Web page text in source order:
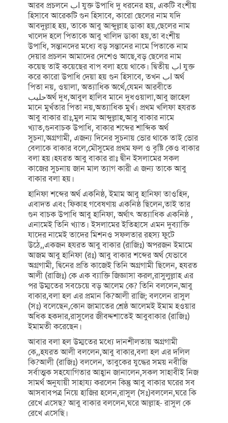
আরব প্রচলনে اب যুক্ত উপাধি দু ধরনের হয়, একটি বংশীয়
হিসাবে আরেকটি গুন হিসাবে, কারো ছেলের নাম যদি
আবদুল্লাহ হয়, তাকে আবু আব্দুল্লাহ ডাকা হয়,ছেলের নাম
খালেদ হলে পিতাকে আবু খালিদ ডাকা হয়,তা বংশীয়
উপাধি, সন্তানদের মধ্যে বড় সন্তানের নামে পিতাকে নাম
দেয়ার প্রচলন আমাদের দেশেও আছে,বড় ছেলের নাম
কয়েছ তাই কয়েছের বাপ বলা হয়ে থাকে। দ্বিতীয় اب যুক্ত
করে কারো উপাধি দেয়া হয় গুন হিসাবে, তখন اب অর্থ
পিতা নয়, ওয়ালা, অত্যাধিক অর্থে,যেমন আরবীতে
حليبঅর্থ দুধ,আবুল হালিব মানে দুধওয়ালা,আবু জাহেল
মানে মুর্খতার পিতা নয়,অত্যাধিক মুর্খ। প্রথম খলিফা হযরত
আবু বাকার রাঃ,মুল নাম আব্দুল্লাহ,আবু বাকার নামে
খ্যাত,গুনবাচক উপাধি, বাকার শব্দের শাব্দিক অর্থ
সুচনা,অগ্রগামী, এজন্য দিনের সুচনায় ভোর থাকে তাই ভোর
বেলাকে বাকার বলে,মৌসুমের প্রথম ফল ও বৃষ্টি কেও বাকার
বলা হয়।হযরত আবু বাকার রাঃ দ্বীন ইসলামের সকল
কাজের সুচনায় জান মাল ত্যাগ কারী এ জন্য তাকে আবু
বাকার বলা হয়।
হানিফা শব্দের অর্থ একনিষ্ঠ, ইমাম আবু হানিফা তাওহিদ,
এবাদত এবং ফিকাহ গবেষণায় একনিষ্ঠ ছিলেন,তাই তার
গুন বাচক উপাধি আবু হানিফা, অর্থাৎ অত্যাধিক একনিষ্ঠ ,
এনামেই তিনি খ্যাত। ইসলামের ইতিহাসে এমন দুব্যাক্তি
যাদের নামেই তাদের মিশনও সফলতার রহস্য ফুটে
উঠে,,একজন হযরত আবু বাকার (রাজিঃ) অপরজন ইমামে
আজম আবু হানিফা (রঃ) আবু বাকার শব্দের অর্থ যেভাবে
অগ্রগামী, দ্বিনের প্রতি কাজেই তিনি অগ্রগামী ছিলেন, হযরত
আলী (রাজিঃ) কে এক ব্যাক্তি জিজ্ঞাসা করল,রাসুলুল্লাহ এর
পর উম্মতের সবচেয়ে বড় আলেম কে? তিনি বললেন,আবু
বাকার,বলা হল এর প্রমান কি?আলী রাজি; বললেন রাসুল
(সঃ) বলেছেন,কোন জামাতের শ্রেষ্ঠ আলেমই ইমাম হওয়ার
অধিক হকদার,রাসুলের জীবদ্দশাতেই আবুবাকার (রাজিঃ)
ইমামতী করেছেন।
আবার বলা হল উম্মতের মধ্যে দানশীলতায় অগ্রগামী
কে,,হযরত আলী বললেন,আবু বাকার,বলা হল এর দলিল
কি?আলী (রাজিঃ) বললেন, তাবুকের যুদ্ধের সময় নবীজি
সর্বাত্মক সহযোগিতার আহ্বান জানালেন,সকল সাহাবীই নিজ
সামর্থ অনুযায়ী সাহায্য করলেন কিন্তু আবু বাকার ঘরের সব
আসবাবপত্র নিয়ে হাজির হলেন,রাসুল (সঃ)বললেন,ঘরে কি
রেখে এসেছ? আবু বাকার বললেন,ঘরে আল্লাহ- রাসুল কে
রেখে এসেছি।